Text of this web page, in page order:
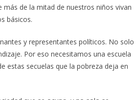
de la mitad de nuestros niños vivan
básicos.
y representantes políticos. No solo
Por eso necesitamos una escuela
estas secuelas que la pobreza deja en